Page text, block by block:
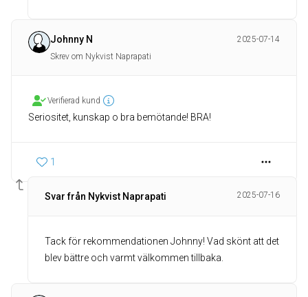
Johnny N
2025-07-14
Skrev om Nykvist Naprapati
Verifierad kund
Seriositet, kunskap o bra bemötande! BRA!
1
Svar från Nykvist Naprapati 2025-07-16
Tack för rekommendationen Johnny! Vad skönt att det
blev bättre och varmt välkommen tillbaka.